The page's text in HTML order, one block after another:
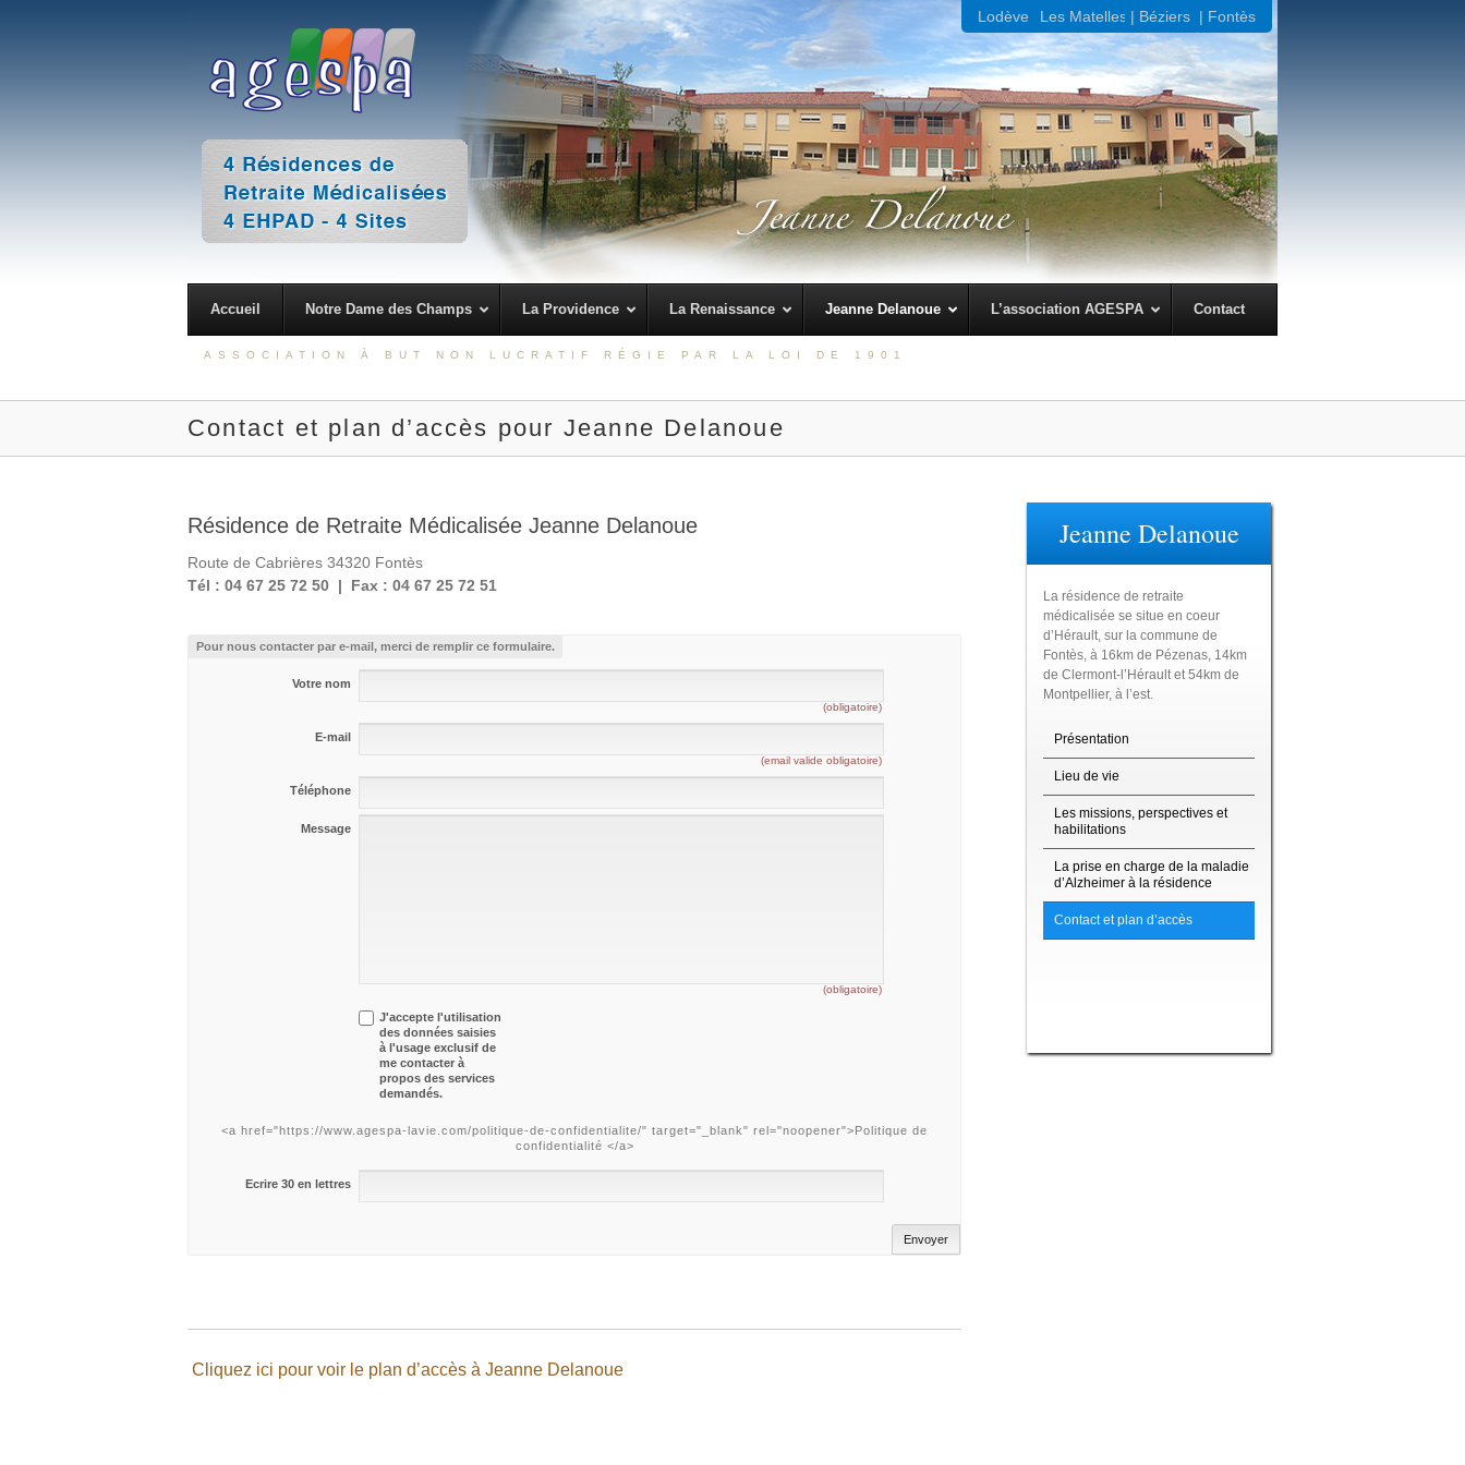
Lodève | Les Matelles | Béziers | Fontès
Accueil Notre Dame des Champs La Providence La Renaissance Jeanne Delanoue L’association AGESPA Contact
ASSOCIATION À BUT NON LUCRATIF RÉGIE PAR LA LOI DE 1901
Contact et plan d’accès pour Jeanne Delanoue
Résidence de Retraite Médicalisée Jeanne Delanoue
Route de Cabrières 34320 Fontès
Tél : 04 67 25 72 50 | Fax : 04 67 25 72 51
Pour nous contacter par e-mail, merci de remplir ce formulaire.
Votre nom
(obligatoire)
E-mail
(email valide obligatoire)
Téléphone
Message
(obligatoire)
J'accepte l'utilisation
des données saisies
à l'usage exclusif de
me contacter à
propos des services
demandés.
<a href="https://www.agespa-lavie.com/politique-de-confidentialite/" target="_blank" rel="noopener">Politique de
confidentialité </a>
Ecrire 30 en lettres
Cliquez ici pour voir le plan d’accès à Jeanne Delanoue
Jeanne Delanoue
La résidence de retraite
médicalisée se situe en coeur
d’Hérault, sur la commune de
Fontès, à 16km de Pézenas, 14km
de Clermont-l’Hérault et 54km de
Montpellier, à l’est.
Présentation
Lieu de vie
Les missions, perspectives et
habilitations
La prise en charge de la maladie
d’Alzheimer à la résidence
Contact et plan d’accès